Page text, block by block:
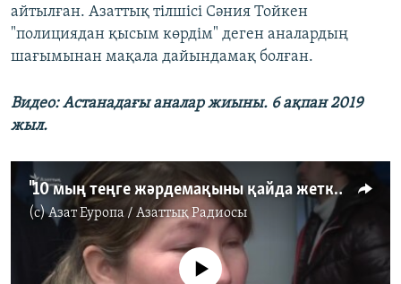
айтылған. Азаттық тілшісі Сәния Тойкен
"полициядан қысым көрдім" деген аналардың
шағымынан мақала дайындамақ болған.
Видео: Астанадағы аналар жиыны. 6 ақпан 2019
жыл.
"10 мың теңге жәрдемақыны қайда жеткіземін?"
(c)Азат Еуропа / Азаттық Радиосы
No media source currently available